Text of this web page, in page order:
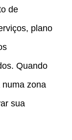
de
plano
Quando
numa zona
sua